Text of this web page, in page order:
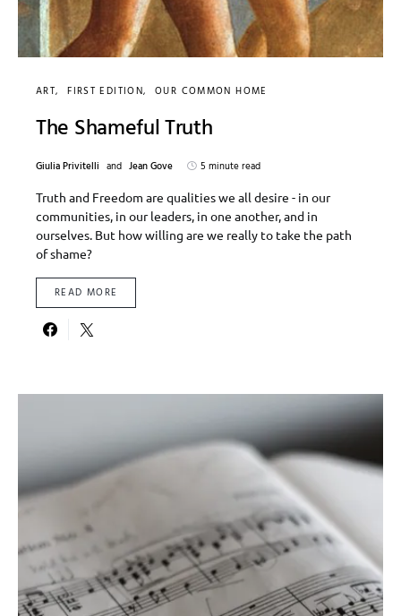
ART FIRST EDITION OUR COMMON HOME
The Shameful Truth
Giulia Privitelli and Jean Gove
5 minute read
Truth and Freedom are qualities we all desire - in our
communities, in our leaders, in one another, and in
ourselves. But how willing are we really to take the path
of shame?
READ MORE